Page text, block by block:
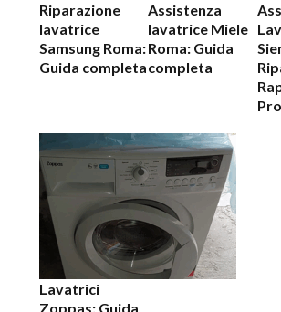
Riparazione
lavatrice
Samsung Roma:
Guida completa
Assistenza
lavatrice Miele
Roma: Guida
completa
Lavatrici
Zoppas: Guida